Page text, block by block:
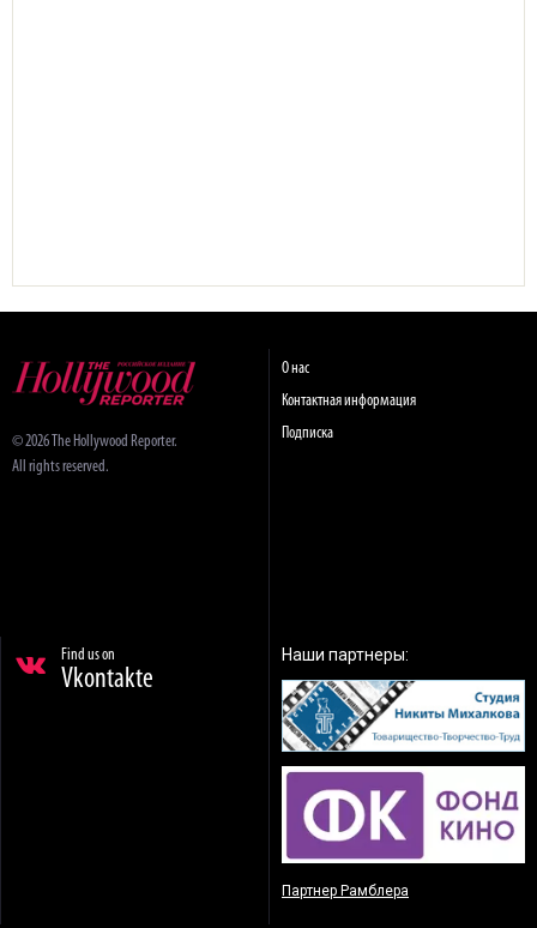
© 2026 The Hollywood Reporter.
All rights reserved.
О нас
Контактная информация
Подписка
Find us on
Vkontakte
Наши партнеры:
Партнер Рамблера